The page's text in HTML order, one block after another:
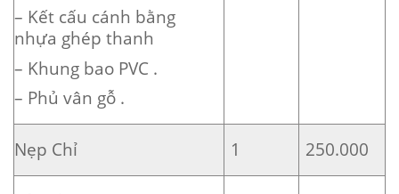
– Kết cấu cánh bằng
nhựa ghép thanh
– Khung bao PVC .
– Phủ vân gỗ .
Nẹp Chỉ 1 250.000